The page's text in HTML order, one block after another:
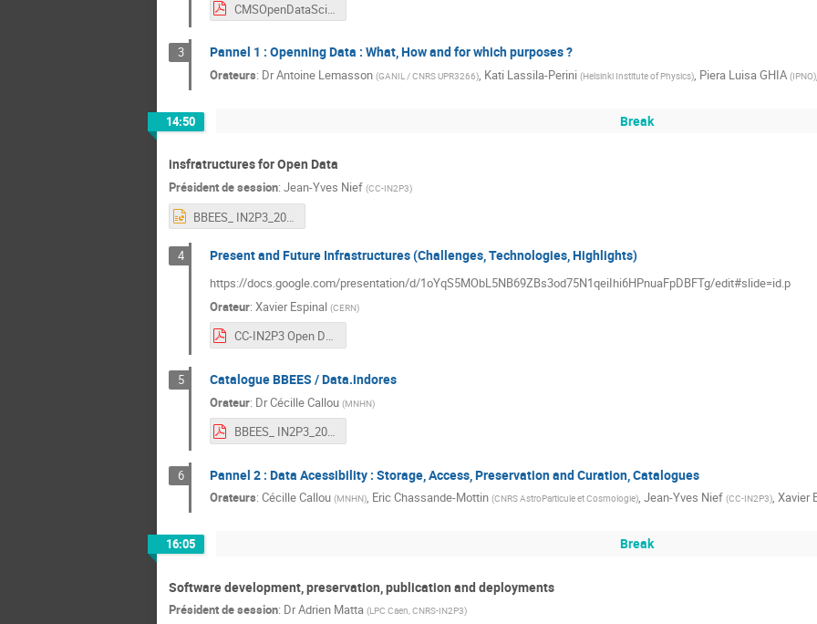
CMSOpenDataScienceFR_16Dec2024.pdf
3 Pannel 1 : Openning Data : What, How and for which purposes ?
Orateurs: DrAntoine Lemasson (GANIL / CNRS UPR3266), Kati Lassila-Perini (Helsinki Institute of Physics), Piera Luisa GHIA (IPNO),
14:50 Break
insfratructures for Open Data
Président de session: Jean-Yves Nief (CC-IN2P3)
4 Present and Future Infrastructures (Challenges, Technologies, Highlights)
https://docs.google.com/presentation/d/1oYqS5MObL5NB69ZBs3od75N1qeiIhi6HPnuaFpDBFTg/edit#slide=id.p
Orateur: Xavier Espinal (CERN)
CC-IN2P3 Open Data Workshop .pdf
5 Catalogue BBEES / Data.indores
Orateur: DrCécille Callou (MNHN)
BBEES_ IN2P3_20241216.pdf
6 Pannel 2 : Data Acessibility : Storage, Access, Preservation and Curation, Catalogues
Orateurs: Cécille Callou (MNHN), Eric Chassande-Mottin (CNRS AstroParticule et Cosmologie), Jean-Yves Nief (CC-IN2P3), Xavier
16:05 Break
Software development, preservation, publication and deployments
Président de session: DrAdrien Matta (LPC Caen, CNRS-IN2P3)